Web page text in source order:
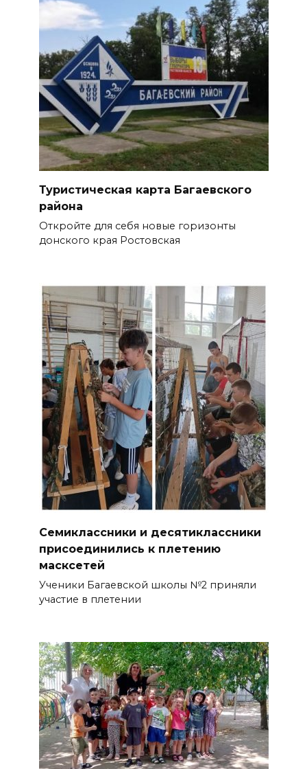
Туристическая карта Багаевского
района
Откройте для себя новые горизонты
донского края Ростовская
Семиклассники и десятиклассники
присоединились к плетению
масксетей
Ученики Багаевской школы №2 приняли
участие в плетении